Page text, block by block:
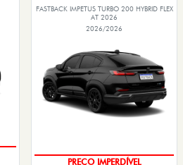
FASTBACK IMPETUS TURBO 200 HYBRID FLEX
AT 2026
2026/2026
OPORTUNIDADE